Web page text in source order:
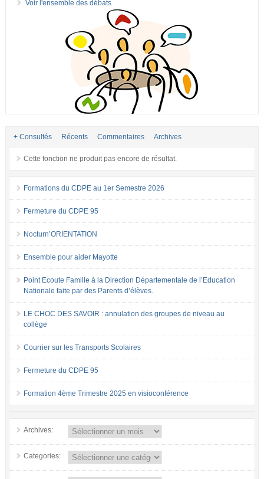
Voir l'ensemble des débats
+ Consultés Récents Commentaires Archives
Cette fonction ne produit pas encore de résultat.
Formations du CDPE au 1er Semestre 2026
Fermeture du CDPE 95
Nocturn’ORIENTATION
Ensemble pour aider Mayotte
Point Ecoute Famille à la Direction Départementale de l’Education
Nationale faite par des Parents d’élèves.
LE CHOC DES SAVOIR : annulation des groupes de niveau au
collège
Courrier sur les Transports Scolaires
Fermeture du CDPE 95
Formation 4ème Trimestre 2025 en visioconférence
Archives:
Categories: